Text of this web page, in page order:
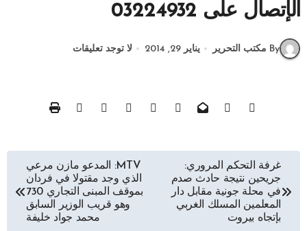
الإتصال على 03224932
By مكتب التحرير يناير 29, 2014 لا توجد تعليقات
تصفّح
المقالات
غرفة التحكم المروري:
جريحين نتيجة حادث صدم
في محلة جونية مقابل دار
المعلمين المسلك الغربي
بإتجاه بيروت
MTV: المدعو مازن مرعي
الذي وجد مقتولا في فردان
بموقف المبنى التجاري 730
وهو قريب الوزير السابق
محمد جواد خليفة